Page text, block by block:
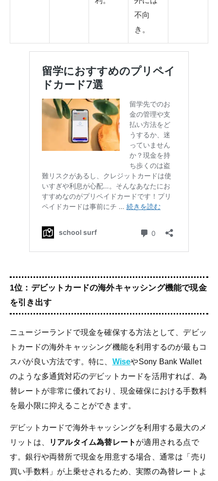
不向
き。
1位：デビットカードの海外キャッシング機能で現金
を引き出す
ニュージーランドで現金を確保する方法として、デビッ
トカードの海外キャッシング機能を利用するのが最もコ
スパが良い方法です。特に、 WiseやSony Bank Wallet
のような多通貨対応のデビットカードを活用すれば、為
替レートが非常に優れており、現金確保における手数料
を最小限に抑えることができます。
デビットカードで海外キャッシングを利用する最大のメ
リットは、
リアルタイム為替レート が適用される点で
す。銀行や両替所で現金を用意する場合、通常は「売り
買い手数料」が上乗せされるため、実際の為替レートよ